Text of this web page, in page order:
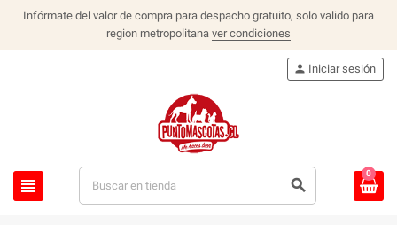
Infórmate del valor de compra para despacho gratuito, solo valido para
region metropolitana ver condiciones
view_headline search
person Iniciar sesión
0